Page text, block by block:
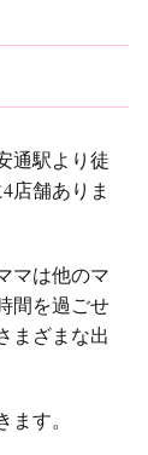
通駅より徒
店舗ありま
マは他のマ
間を過ごせ
まざまな出
す。